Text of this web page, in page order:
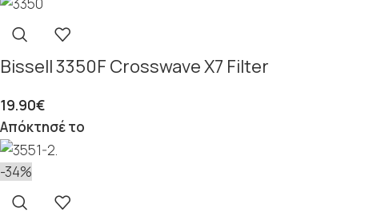
Bissell 3350F Crosswave X7 Filter
19.90€
Απόκτησέ το
-34%